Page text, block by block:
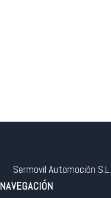
Sermovil Automoción S.L.
NAVEGACIÓN